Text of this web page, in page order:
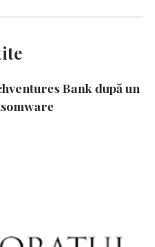
Bank după un